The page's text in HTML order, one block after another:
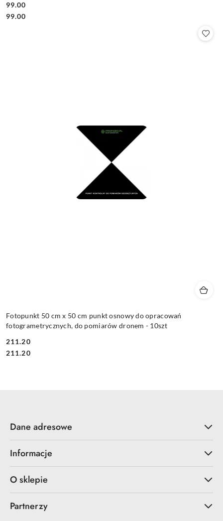
Cena:
99.00
Cena:
99.00
Fotopunkt 50 cm x 50 cm punkt osnowy do opracowań
fotogrametrycznych, do pomiarów dronem - 10szt
Cena:
211.20
Cena:
211.20
Dane adresowe
Informacje
O sklepie
Partnerzy